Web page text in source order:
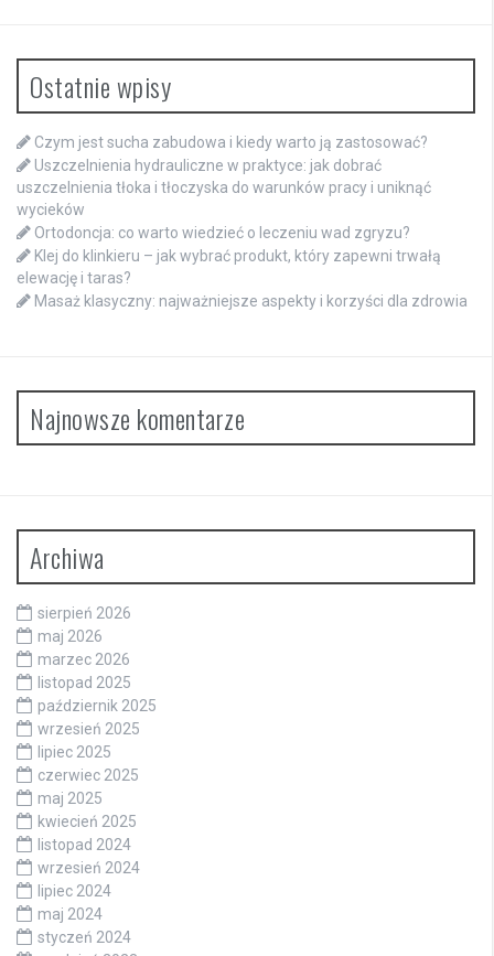
Ostatnie wpisy
Czym jest sucha zabudowa i kiedy warto ją zastosować?
Uszczelnienia hydrauliczne w praktyce: jak dobrać
uszczelnienia tłoka i tłoczyska do warunków pracy i uniknąć
wycieków
Ortodoncja: co warto wiedzieć o leczeniu wad zgryzu?
Klej do klinkieru – jak wybrać produkt, który zapewni trwałą
elewację i taras?
Masaż klasyczny: najważniejsze aspekty i korzyści dla zdrowia
Najnowsze komentarze
Archiwa
sierpień 2026
maj 2026
marzec 2026
listopad 2025
październik 2025
wrzesień 2025
lipiec 2025
czerwiec 2025
maj 2025
kwiecień 2025
listopad 2024
wrzesień 2024
lipiec 2024
maj 2024
styczeń 2024